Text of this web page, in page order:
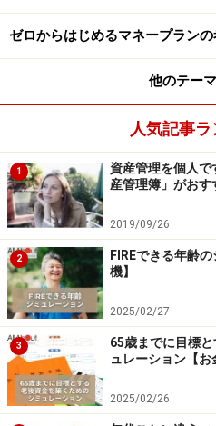
老後をあきらめたく
老後の厳しさはわかってい
金、教育資金のやりくりな
るいは「将来」より「今」
でしょうか。とはいえ、リ
時、わかっていたのに、準備
後悔することがないようにし
【関連記事をチェック】
あなたにもできる！自力で作
あなたの預金大丈夫？銀行選
定年後の人生をイメージで
なる？
※記事内容は執筆時点のものです
ゼロからはじめるマネープラン
他のテー
人気記事
1
資産管理を個人
産管理簿」がおす
2019/09/26
2
FIREできる年齢
機】
2025/02/27
3
65歳までに目標
ュレーション【お
2025/02/26